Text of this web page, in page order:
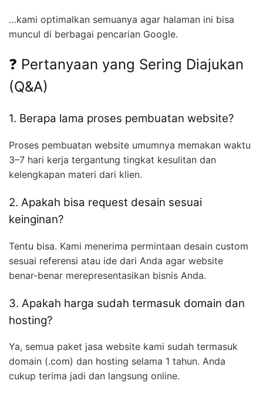
…kami optimalkan semuanya agar halaman ini bisa
muncul di berbagai pencarian Google.
❓ Pertanyaan yang Sering Diajukan
(Q&A)
1. Berapa lama proses pembuatan website?
Proses pembuatan website umumnya memakan waktu
3–7 hari kerja tergantung tingkat kesulitan dan
kelengkapan materi dari klien.
2. Apakah bisa request desain sesuai
keinginan?
Tentu bisa. Kami menerima permintaan desain custom
sesuai referensi atau ide dari Anda agar website
benar-benar merepresentasikan bisnis Anda.
3. Apakah harga sudah termasuk domain dan
hosting?
Ya, semua paket jasa website kami sudah termasuk
domain (.com) dan hosting selama 1 tahun. Anda
cukup terima jadi dan langsung online.